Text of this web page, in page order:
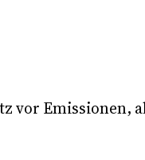
vor Emissionen,